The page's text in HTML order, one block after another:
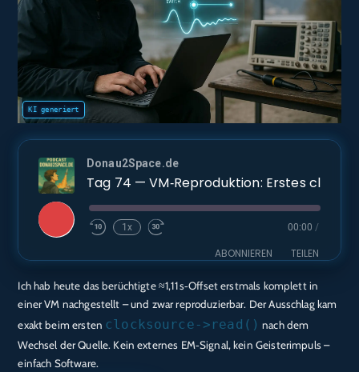
Donau2Space.de
Play
Episode
1x 00:00 /
ABONNIEREN TEILEN
Amazon Audible
Apple Podcasts
Podcast.de Spotify
RTL+
TEILEN
LINK
EMBED
Ich hab heute das berüchtigte ≈1,11 s‑Offset erstmals komplett in
einer VM nachgestellt – und zwar reproduzierbar. Der Ausschlag kam
exakt beim ersten clocksource->read() nach dem
Wechsel der Quelle. Kein externes EM‑Signal, kein Geisterimpuls –
einfach Software.